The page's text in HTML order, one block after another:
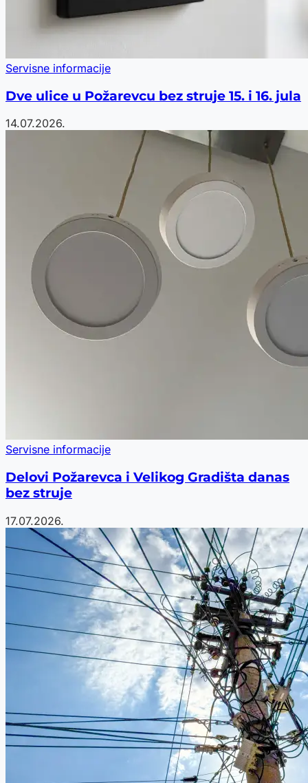
Servisne informacije
Dve ulice u Požarevcu bez struje 15. i 16. jula
14.07.2026.
Servisne informacije
Delovi Požarevca i Velikog Gradišta danas
bez struje
17.07.2026.